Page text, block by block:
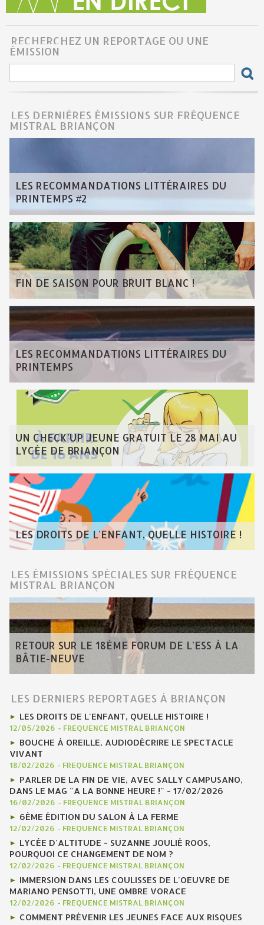
RECHERCHEZ UN REPORTAGE OU UNE
ÉMISSION
LES DERNIÈRES ÉMISSIONS SUR FRÉQUENCE
MISTRAL BRIANÇON
LES RECOMMANDATIONS LITTÉRAIRES DU
PRINTEMPS #2
FIN DE SAISON POUR BRUIT BLANC !
LES RECOMMANDATIONS LITTÉRAIRES DU
PRINTEMPS
UN CHECK'UP JEUNE GRATUIT LE 28 MAI AU
LYCÉE DE BRIANÇON
LES DROITS DE L'ENFANT, QUELLE HISTOIRE !
LES ÉMISSIONS SPÉCIALES SUR FRÉQUENCE
MISTRAL BRIANÇON
RETOUR SUR LE 18ÈME FORUM DE L'ESS À LA
BÂTIE-NEUVE
LES DERNIERS REPORTAGES À BRIANÇON
LES DROITS DE L'ENFANT, QUELLE HISTOIRE !
12/05/2026 - FREQUENCE MISTRAL BRIANÇON
BOUCHE À OREILLE, AUDIODÉCRIRE LE SPECTACLE
VIVANT
18/02/2026 - FREQUENCE MISTRAL BRIANÇON
PARLER DE LA FIN DE VIE, AVEC SALLY CAMPUSANO,
DANS LE MAG "A LA BONNE HEURE !" - 17/02/2026
16/02/2026 - FREQUENCE MISTRAL BRIANÇON
6ÈME ÉDITION DU SALON À LA FERME
12/02/2026 - FREQUENCE MISTRAL BRIANÇON
LYCÉE D'ALTITUDE - SUZANNE JOULIÉ ROOS,
POURQUOI CE CHANGEMENT DE NOM ?
12/02/2026 - FREQUENCE MISTRAL BRIANÇON
IMMERSION DANS LES COULISSES DE L'OEUVRE DE
MARIANO PENSOTTI, UNE OMBRE VORACE
12/02/2026 - FREQUENCE MISTRAL BRIANÇON
COMMENT PRÉVENIR LES JEUNES FACE AUX RISQUES